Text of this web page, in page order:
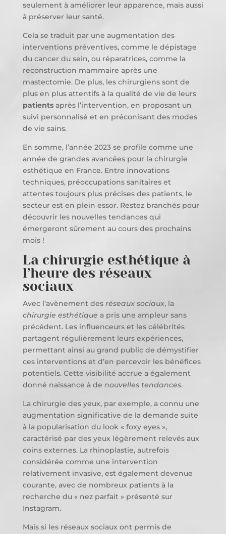
seulement à améliorer leur apparence, mais aussi
à préserver leur santé.
Cela se traduit par une augmentation des
interventions préventives, comme le dépistage
du cancer du sein, ou réparatrices, comme la
reconstruction mammaire après une
mastectomie. De plus, les chirurgiens sont de
plus en plus attentifs à la qualité de vie de leurs
patients après l’intervention, en proposant un
suivi personnalisé et en préconisant des modes
de vie sains.
En somme, l’année 2023 se profile comme une
année de grandes avancées pour la chirurgie
esthétique en France. Entre innovations
techniques, préoccupations sanitaires et
attentes toujours plus précises des patients, le
secteur est en plein essor. Restez branchés pour
découvrir les nouvelles tendances qui
émergeront sûrement au cours des prochains
mois !
La chirurgie esthétique à
l’heure des réseaux
sociaux
Avec l’avènement des réseaux sociaux, la
chirurgie esthétique a pris une ampleur sans
précédent. Les influenceurs et les célébrités
partagent régulièrement leurs expériences,
permettant ainsi au grand public de démystifier
ces interventions et d’en percevoir les bénéfices
potentiels. Cette visibilité accrue a également
donné naissance à de nouvelles tendances.
La chirurgie des yeux, par exemple, a connu une
augmentation significative de la demande suite
à la popularisation du look « foxy eyes »,
caractérisé par des yeux légèrement relevés aux
coins externes. La rhinoplastie, autrefois
considérée comme une intervention
relativement invasive, est également devenue
courante, avec de nombreux patients à la
recherche du « nez parfait » présenté sur
Instagram.
Mais si les réseaux sociaux ont permis de